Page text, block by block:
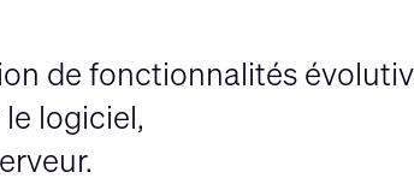
de fonctionnalités
logiciel,